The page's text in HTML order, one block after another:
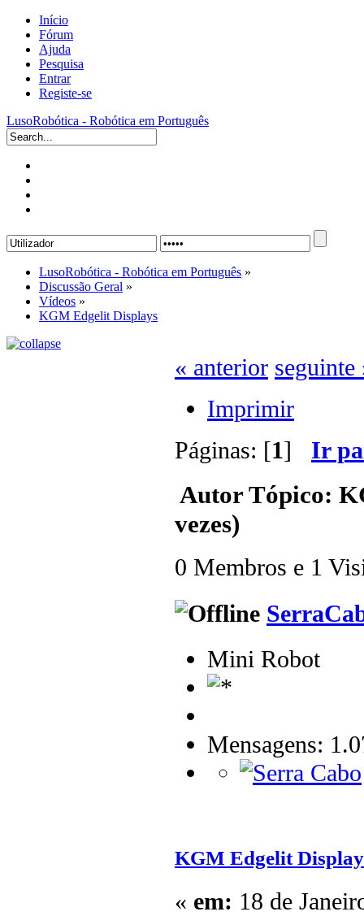
Início
Fórum
Ajuda
Pesquisa
Entrar
Registe-se
LusoRobótica - Robótica em Português
LusoRobótica - Robótica em Português »
Discussão Geral »
Vídeos »
KGM Edgelit Displays
« anterior seguinte
Imprimir
Páginas: [1] Ir
AutorTópico:
vezes)
0 Membros e 1
Mini Robot
Mensagens:
KGM Edgelit
« em: 18 de